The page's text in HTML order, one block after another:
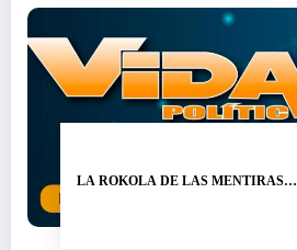
LA ROKOLA DE LAS MENTIRAS…